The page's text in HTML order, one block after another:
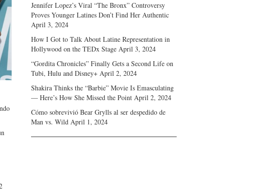
Jennifer Lopez’s Viral “The Bronx” Controversy
Proves Younger Latines Don’t Find Her Authentic
April 3, 2024
How I Got to Talk About Latine Representation in
Hollywood on the TEDx Stage April 3, 2024
“Gordita Chronicles” Finally Gets a Second Life on
Tubi, Hulu and Disney+ April 2, 2024
Shakira Thinks the “Barbie” Movie Is Emasculating
— Here’s How She Missed the Point April 2, 2024
Cómo sobrevivió Bear Grylls al ser despedido de
Man vs. Wild April 1, 2024